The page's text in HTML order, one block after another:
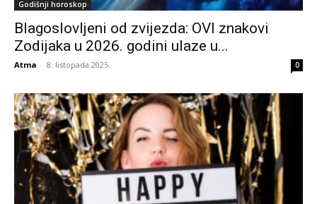
Godišnji horoskop
Blagoslovljeni od zvijezda: OVI znakovi
Zodijaka u 2026. godini ulaze u...
Atma - 8. listopada 2025. 0